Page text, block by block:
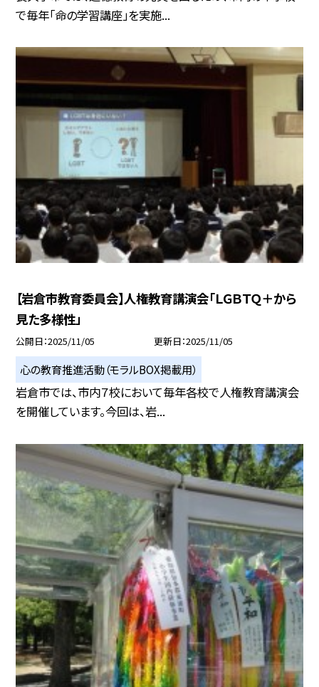
で毎年「命の学習講座」を実施...
【岩倉市教育委員会】人権教育講演会「ＬＧＢＴＱ＋から
見た多様性」
公開日 2025/11/05 更新日 2025/11/05
心の教育推進活動（モラルBOX掲載用）
岩倉市では、市内７校において毎年各校で人権教育講演会
を開催しています。今回は、岩...